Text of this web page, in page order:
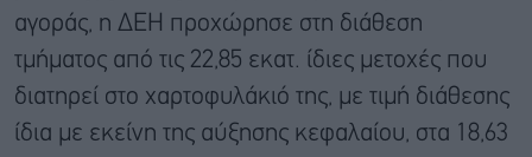
αγοράς, η ΔΕΗ προχώρησε στη διάθεση
τμήματος από τις 22,85 εκατ. ίδιες μετοχές που
διατηρεί στο χαρτοφυλάκιό της, με τιμή διάθεσης
ίδια με εκείνη της αύξησης κεφαλαίου, στα 18,63